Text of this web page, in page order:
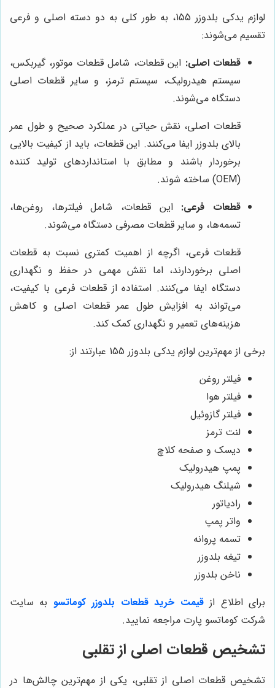
لوازم یدکی بلدوزر 155، به طور کلی به دو دسته اصلی و فرعی
تقسیم می‌شوند:
قطعات اصلی: این قطعات، شامل قطعات موتور، گیربکس،
سیستم هیدرولیک، سیستم ترمز، و سایر قطعات اصلی
دستگاه می‌شوند.
قطعات اصلی، نقش حیاتی در عملکرد صحیح و طول عمر
بالای بلدوزر ایفا می‌کنند. این قطعات، باید از کیفیت بالایی
برخوردار باشند و مطابق با استانداردهای تولید کننده
(OEM) ساخته شوند.
قطعات فرعی: این قطعات، شامل فیلترها، روغن‌ها،
تسمه‌ها، و سایر قطعات مصرفی دستگاه می‌شوند.
قطعات فرعی، اگرچه از اهمیت کمتری نسبت به قطعات
اصلی برخوردارند، اما نقش مهمی در حفظ و نگهداری
دستگاه ایفا می‌کنند. استفاده از قطعات فرعی با کیفیت،
می‌تواند به افزایش طول عمر قطعات اصلی و کاهش
هزینه‌های تعمیر و نگهداری کمک کند.
برخی از مهم‌ترین لوازم یدکی بلدوزر 155 عبارتند از:
فیلتر روغن
فیلتر هوا
فیلتر گازوئیل
لنت ترمز
دیسک و صفحه کلاچ
پمپ هیدرولیک
شیلنگ هیدرولیک
رادیاتور
واتر پمپ
تسمه پروانه
تیغه بلدوزر
ناخن بلدوزر
برای اطلاع ازقیمت خرید قطعات بلدوزر کوماتسو به سایت
شرکت کوماتسو پارت مراجعه نمایید.
تشخیص قطعات اصلی از تقلبی
تشخیص قطعات اصلی از تقلبی، یکی از مهم‌ترین چالش‌ها در